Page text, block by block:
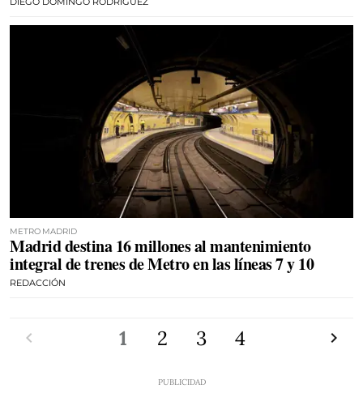
METRO MADRID
Madrid destina 16 millones al mantenimiento
integral de trenes de Metro en las líneas 7 y 10
REDACCIÓN
1 2 3 4